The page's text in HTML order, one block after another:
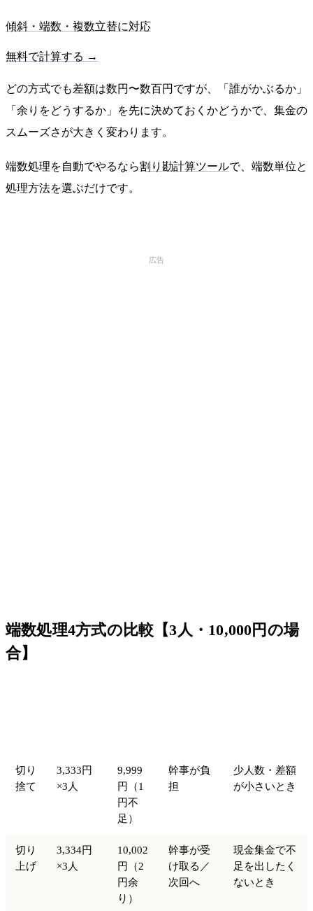
傾斜・端数・複数立替に対応
無料で計算する →
どの方式でも差額は数円〜数百円ですが、「誰がかぶるか」
「余りをどうするか」を先に決めておくかどうかで、集金の
スムーズさが大きく変わります。
端数処理を自動でやるなら割り勘計算ツールで、端数単位と
処理方法を選ぶだけです。
広告
端数処理4方式の比較【3人・10,000円の場
合】
切り
捨て
3,333円
×3人
9,999
円（1
円不
足）
幹事が負
担
少人数・差額
が小さいとき
切り
上げ
3,334円
×3人
10,002
円（2
円余
り）
幹事が受
け取る／
次回へ
現金集金で不
足を出したく
ないとき